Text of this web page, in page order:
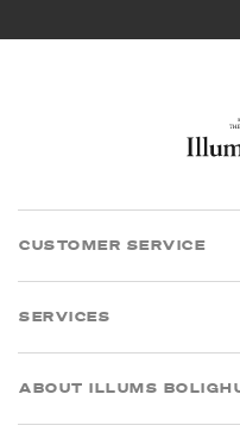
CUSTOMER SERVICE
SERVICES
ABOUT ILLUMS